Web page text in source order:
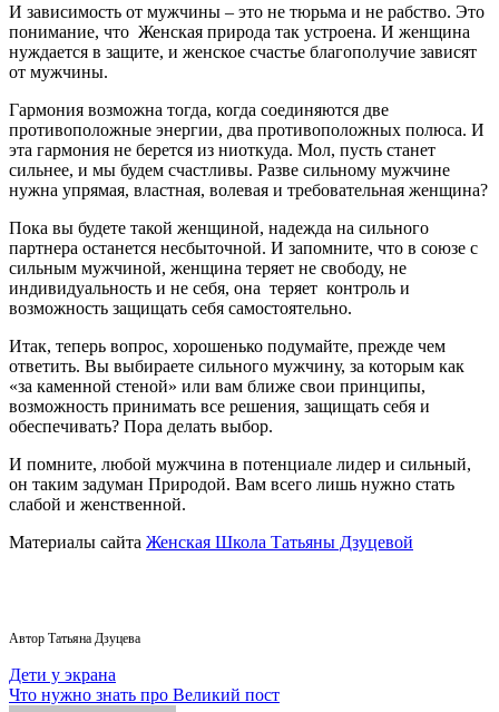
И зависимость от мужчины – это не тюрьма и не рабство. Это
понимание, что Женская природа так устроена. И женщина
нуждается в защите, и женское счастье благополучие зависят
от мужчины.
Гармония возможна тогда, когда соединяются две
противоположные энергии, два противоположных полюса. И
эта гармония не берется из ниоткуда. Мол, пусть станет
сильнее, и мы будем счастливы. Разве сильному мужчине
нужна упрямая, властная, волевая и требовательная женщина?
Пока вы будете такой женщиной, надежда на сильного
партнера останется несбыточной. И запомните, что в союзе с
сильным мужчиной, женщина теряет не свободу, не
индивидуальность и не себя, она теряет контроль и
возможность защищать себя самостоятельно.
Итак, теперь вопрос, хорошенько подумайте, прежде чем
ответить. Вы выбираете сильного мужчину, за которым как
«за каменной стеной» или вам ближе свои принципы,
возможность принимать все решения, защищать себя и
обеспечивать? Пора делать выбор.
И помните, любой мужчина в потенциале лидер и сильный,
он таким задуман Природой. Вам всего лишь нужно стать
слабой и женственной.
Материалы сайта Женская Школа Татьяны Дзуцевой
Автор Татьяна Дзуцева
Навигация
Дети у экрана
Что нужно знать про Великий пост